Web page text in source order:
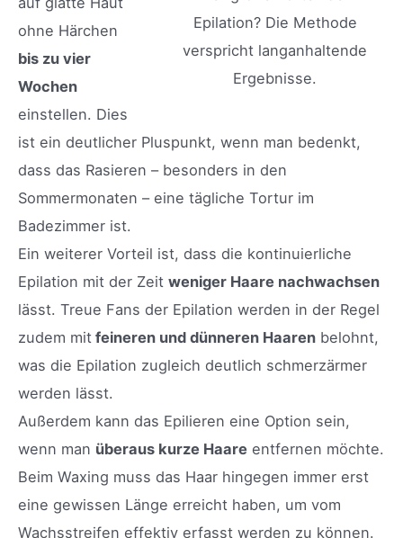
Epilation? Die Methode
verspricht langanhaltende
Ergebnisse.
ohne Härchen
bis zu vier
Wochen
einstellen. Dies
ist ein deutlicher Pluspunkt, wenn man bedenkt,
dass das Rasieren – besonders in den
Sommermonaten – eine tägliche Tortur im
Badezimmer ist.
Ein weiterer Vorteil ist, dass die kontinuierliche
Epilation mit der Zeit weniger Haare nachwachsen
lässt. Treue Fans der Epilation werden in der Regel
zudem mit feineren und dünneren Haaren belohnt,
was die Epilation zugleich deutlich schmerzärmer
werden lässt.
Außerdem kann das Epilieren eine Option sein,
wenn man überaus kurze Haare entfernen möchte.
Beim Waxing muss das Haar hingegen immer erst
eine gewissen Länge erreicht haben, um vom
Wachsstreifen effektiv erfasst werden zu können.